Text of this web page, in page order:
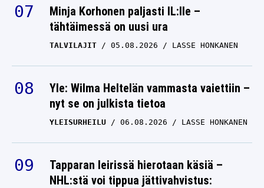
Minja Korhonen paljasti IL:lle –
tähtäimessä on uusi ura
TALVILAJIT 05.08.2026 LASSE HONKANEN
Yle: Wilma Heltelän vammasta vaiettiin –
nyt se on julkista tietoa
YLEISURHEILU 06.08.2026 LASSE HONKANEN
Tapparan leirissä hierotaan käsiä –
NHL:stä voi tippua jättivahvistus: